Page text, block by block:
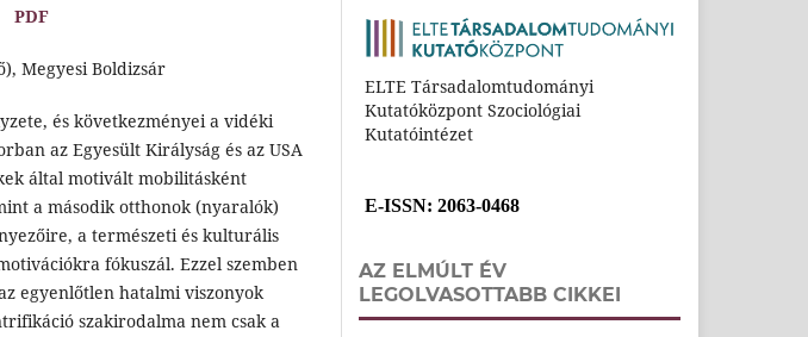
PDF
Megyesi Boldizsár
és következményei a vidéki
az Egyesült Királyság és az USA
által motivált mobilitásként
a második otthonok (nyaralók)
a természeti és kulturális
fókuszál. Ezzel szemben
egyenlőtlen hatalmi viszonyok
szakirodalma nem csak a
ELTE Társadalomtudományi
Kutatóközpont Szociológiai
Kutatóintézet
E-ISSN: 2063-0468
AZ ELMÚLT ÉV
LEGOLVASOTTABB CIKKEI